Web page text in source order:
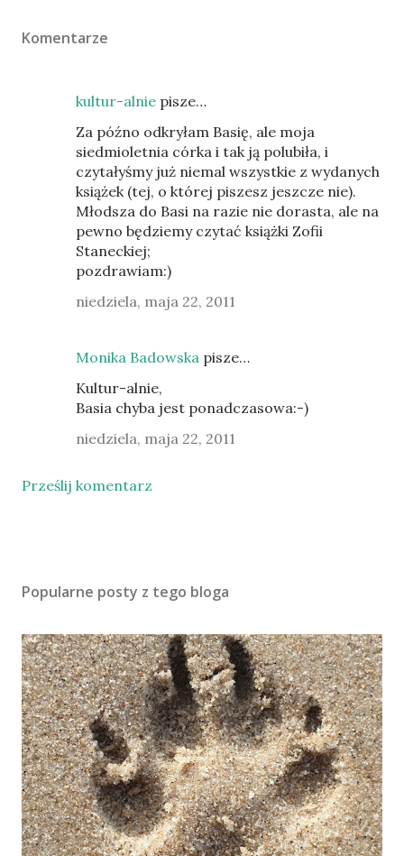
Komentarze
kultur-alnie pisze…
Za późno odkryłam Basię, ale moja
siedmioletnia córka i tak ją polubiła, i
czytałyśmy już niemal wszystkie z wydanych
książek (tej, o której piszesz jeszcze nie).
Młodsza do Basi na razie nie dorasta, ale na
pewno będziemy czytać książki Zofii
Staneckiej;
pozdrawiam:)
niedziela, maja 22, 2011
Monika Badowska pisze…
Kultur-alnie,
Basia chyba jest ponadczasowa:-)
niedziela, maja 22, 2011
Prześlij komentarz
Popularne posty z tego bloga